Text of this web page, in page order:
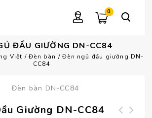
0
ĐẦU GIƯỜNG DN-CC84
Việt /Đèn bàn /Đèn ngủ đầu giường DN-
CC84
Giường DN-CC84